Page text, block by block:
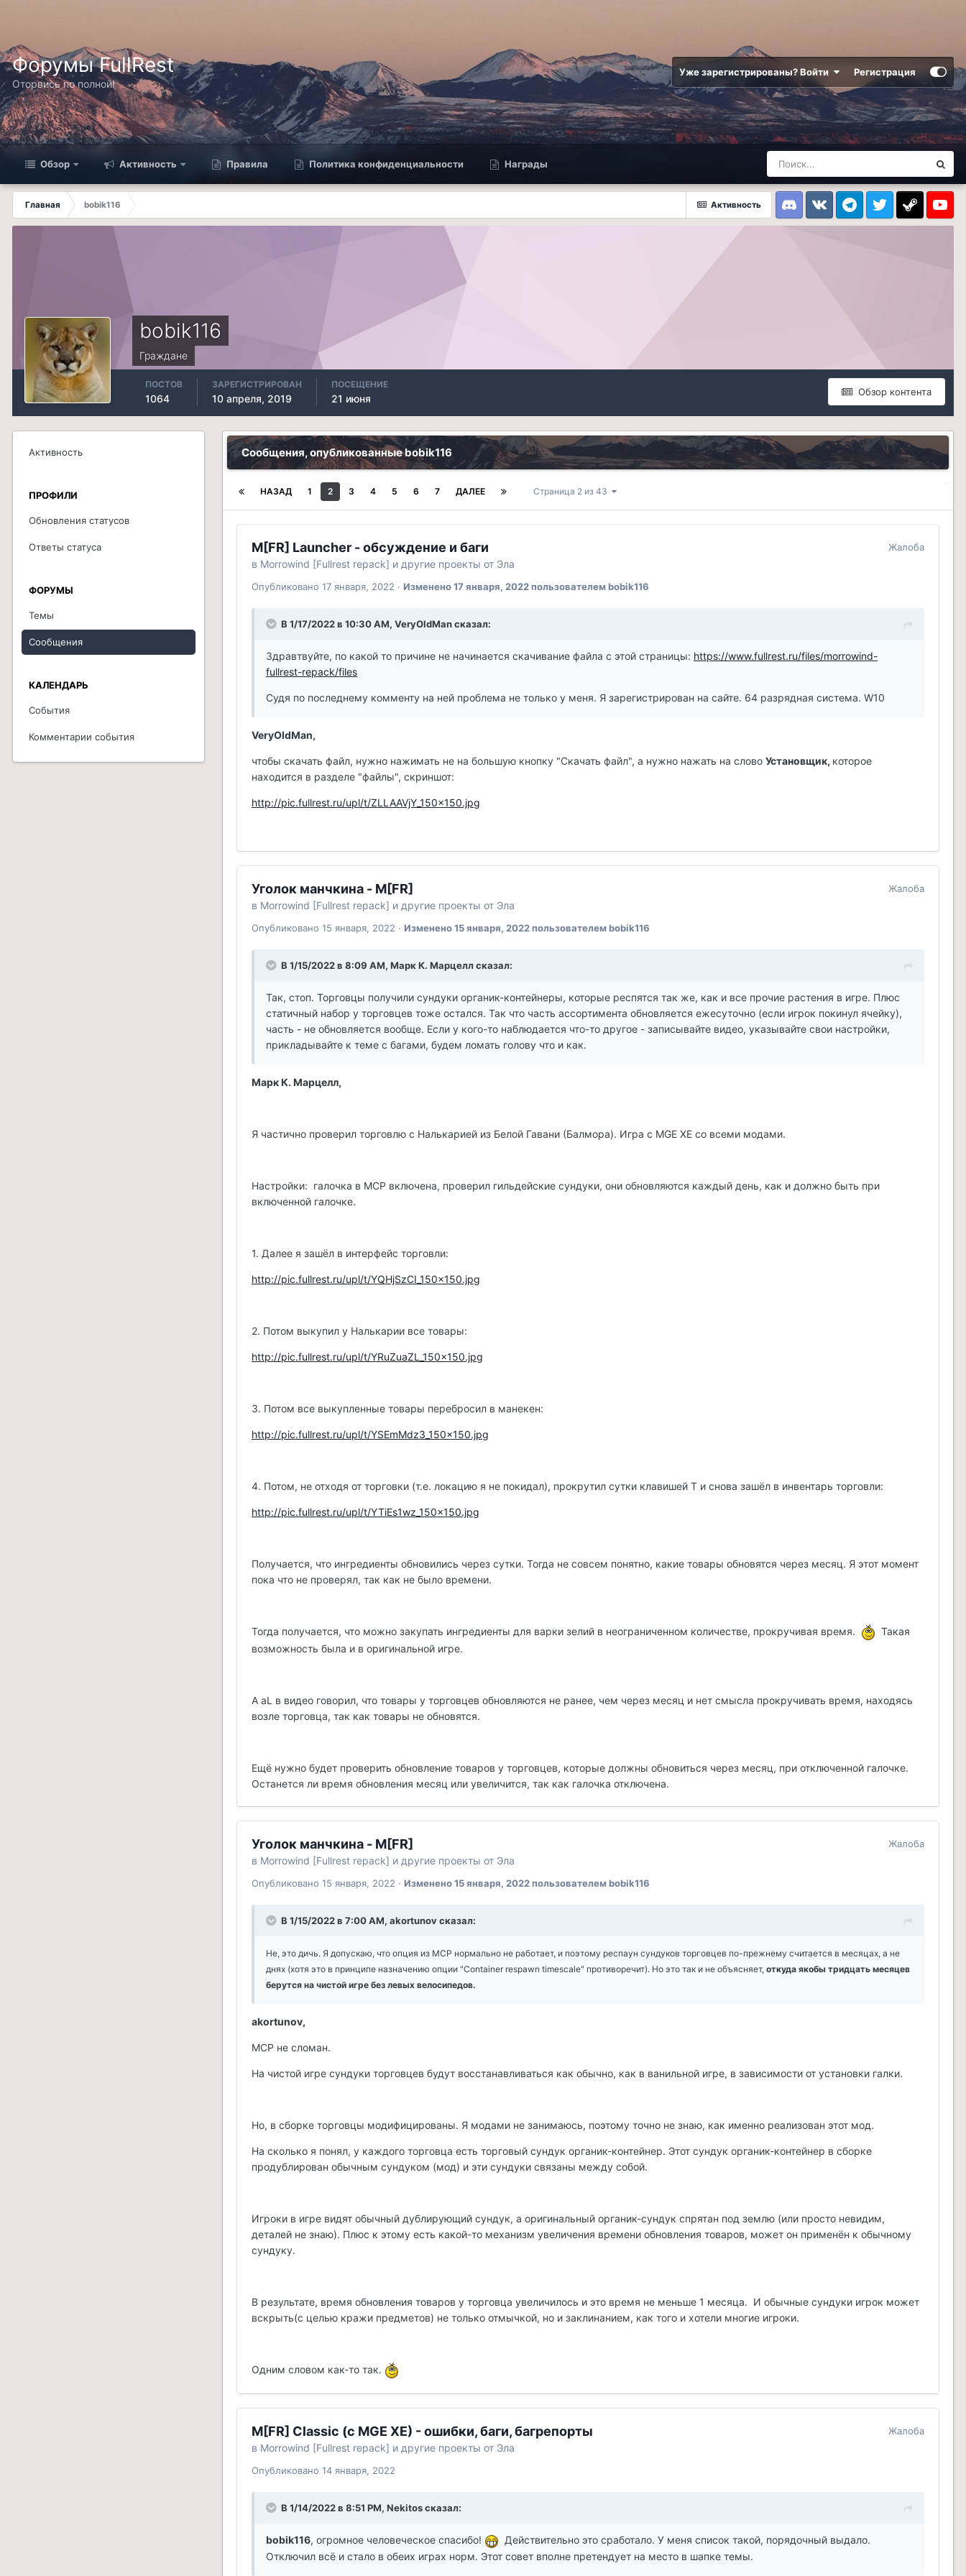
Форумы FullRest
Оторвись по полной!
Уже зарегистрированы? Войти Регистрация
Обзор Активность Правила Политика конфиденциальности Награды
Активность
Главная
bobik116
DiscordVK TelegramTwitter Steam
bobik116
Граждане
Обзор контента
ПОСТОВ
1064
ЗАРЕГИСТРИРОВАН
10 апреля, 2019
ПОСЕЩЕНИЕ
21 июня
Активность
ПРОФИЛИ
Обновления статусов
Ответы статуса
ФОРУМЫ
Темы
Сообщения
КАЛЕНДАРЬ
События
Комментарии события
Сообщения, опубликованные bobik116
НАЗАД 1 2 3 4 5 6 7 ДАЛЕЕ Страница 2 из 43
Жалоба
M[FR] Launcher - обсуждение и баги
в Morrowind [Fullrest repack] и другие проекты от Эла
Опубликовано 17 января, 2022 · Изменено17 января, 2022пользователем bobik116
В 1/17/2022 в 10:30 AM, VeryOldMan сказал:
Здравтвуйте, по какой то причине не начинается скачивание файла с этой страницы: https://www.fullrest.ru/files/morrowind-
fullrest-repack/files
Судя по последнему комменту на ней проблема не только у меня. Я зарегистрирован на сайте. 64 разрядная система. W10
VeryOldMan,
чтобы скачать файл, нужно нажимать не на большую кнопку "Скачать файл", а нужно нажать на слово Установщик, которое
находится в разделе "файлы", скриншот:
http://pic.fullrest.ru/upl/t/ZLLAAVjY_150x150.jpg
Жалоба
Уголок манчкина - M[FR]
в Morrowind [Fullrest repack] и другие проекты от Эла
Опубликовано 15 января, 2022 · Изменено15 января, 2022пользователем bobik116
В 1/15/2022 в 8:09 AM, Марк К. Марцелл сказал:
Так, стоп. Торговцы получили сундуки органик-контейнеры, которые респятся так же, как и все прочие растения в игре. Плюс
статичный набор у торговцев тоже остался. Так что часть ассортимента обновляется ежесуточно (если игрок покинул ячейку),
часть - не обновляется вообще. Если у кого-то наблюдается что-то другое - записывайте видео, указывайте свои настройки,
прикладывайте к теме с багами, будем ломать голову что и как.
Марк К. Марцелл,
Я частично проверил торговлю с Налькарией из Белой Гавани (Балмора). Игра с MGE XE со всеми модами.
Настройки: галочка в MCP включена, проверил гильдейские сундуки, они обновляются каждый день, как и должно быть при
включенной галочке.
1. Далее я зашёл в интерфейс торговли:
http://pic.fullrest.ru/upl/t/YQHjSzCI_150x150.jpg
2. Потом выкупил у Налькарии все товары:
http://pic.fullrest.ru/upl/t/YRuZuaZL_150x150.jpg
3. Потом все выкупленные товары перебросил в манекен:
http://pic.fullrest.ru/upl/t/YSEmMdz3_150x150.jpg
4. Потом, не отходя от торговки (т.е. локацию я не покидал), прокрутил сутки клавишей T и снова зашёл в инвентарь торговли:
http://pic.fullrest.ru/upl/t/YTiEs1wz_150x150.jpg
Получается, что ингредиенты обновились через сутки. Тогда не совсем понятно, какие товары обновятся через месяц. Я этот момент
пока что не проверял, так как не было времени.
Тогда получается, что можно закупать ингредиенты для варки зелий в неограниченном количестве, прокручивая время.
Такая
возможность была и в оригинальной игре.
А aL в видео говорил, что товары у торговцев обновляются не ранее, чем через месяц и нет смысла прокручивать время, находясь
возле торговца, так как товары не обновятся.
Ещё нужно будет проверить обновление товаров у торговцев, которые должны обновиться через месяц, при отключенной галочке.
Останется ли время обновления месяц или увеличится, так как галочка отключена.
Жалоба
Уголок манчкина - M[FR]
в Morrowind [Fullrest repack] и другие проекты от Эла
Опубликовано 15 января, 2022 · Изменено15 января, 2022пользователем bobik116
В 1/15/2022 в 7:00 AM, akortunov сказал:
Не, это дичь. Я допускаю, что опция из МСР нормально не работает, и поэтому респаун сундуков торговцев по-прежнему считается в месяцах, а не
днях (хотя это в принципе назначению опции "Container respawn timescale" противоречит). Но это так и не объясняет, откуда якобы тридцать месяцев
берутся на чистой игре без левых велосипедов.
akortunov,
MCP не сломан.
На чистой игре сундуки торговцев будут восстанавливаться как обычно, как в ванильной игре, в зависимости от установки галки.
Но, в сборке торговцы модифицированы. Я модами не занимаюсь, поэтому точно не знаю, как именно реализован этот мод.
На сколько я понял, у каждого торговца есть торговый сундук органик-контейнер. Этот сундук органик-контейнер в сборке
продублирован обычным сундуком (мод) и эти сундуки связаны между собой.
Игроки в игре видят обычный дублирующий сундук, а оригинальный органик-сундук спрятан под землю (или просто невидим,
деталей не знаю). Плюс к этому есть какой-то механизм увеличения времени обновления товаров, может он применён к обычному
сундуку.
В результате, время обновления товаров у торговца увеличилось и это время не меньше 1 месяца. И обычные сундуки игрок может
вскрыть(с целью кражи предметов) не только отмычкой, но и заклинанием, как того и хотели многие игроки.
Одним словом как-то так.
Жалоба
M[FR] Classic (с MGE XE) - ошибки, баги, багрепорты
в Morrowind [Fullrest repack] и другие проекты от Эла
Опубликовано 14 января, 2022
В 1/14/2022 в 8:51 PM, Nekitos сказал:
bobik116, огромное человеческое спасибо!
Действительно это сработало. У меня список такой, порядочный выдало.
Отключил всё и стало в обеих играх норм. Этот совет вполне претендует на место в шапке темы.